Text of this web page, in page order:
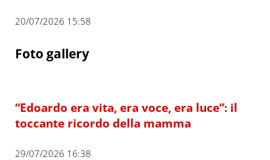
20/07/2026 15:58
Foto gallery
“Edoardo era vita, era voce, era luce”: il
toccante ricordo della mamma
29/07/2026 16:38